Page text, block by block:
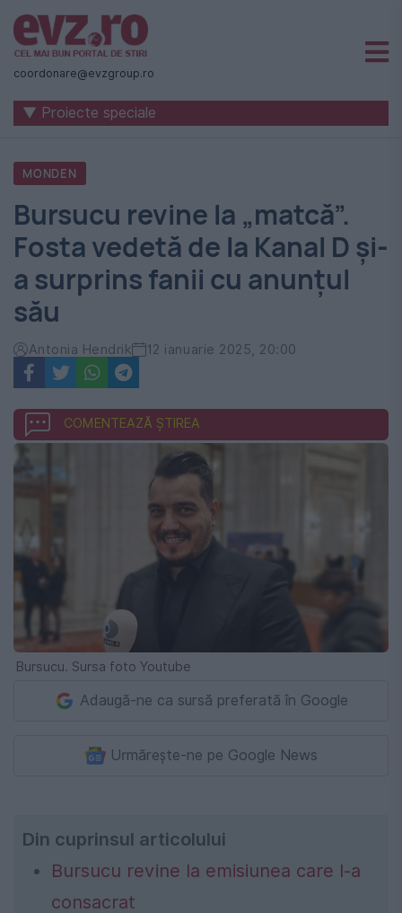
Știri
naționale
internaționale
România
-
Evenimentul
Zilei
coordonare@evzgroup.ro
▼ Proiecte speciale
MONDEN
Bursucu revine la „matcă”.
Fosta vedetă de la Kanal D și-
a surprins fanii cu anunțul
său
Antonia Hendrik 12 ianuarie 2025, 20:00
COMENTEAZĂ ȘTIREA
Bursucu. Sursa foto Youtube
Adaugă-ne ca sursă preferată în Google
Urmărește-ne pe Google News
Din cuprinsul articolului
Bursucu revine la emisiunea care l-a
consacrat